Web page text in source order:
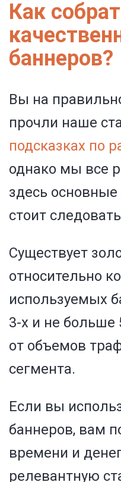
Как
баннеров?
Вы на
прочли наше
подсказках по
однако мы все
здесь
стоит
Существует
относительно
используемых
3-х и не больше
от объемов
сегмента.
Если вы
баннеров, вам
времени и
релевантную